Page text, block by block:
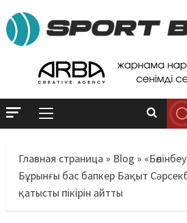
Главная страница » Blog »
Бұрынғы бас бапкер Бақыт
қатысты пікірін айтты